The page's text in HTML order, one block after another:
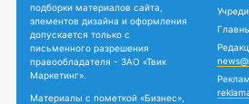
подборки материалов сайта,
элементов дизайна и оформления
допускается только с
письменного разрешения
правообладателя - ЗАО «Твик
Маркетинг».
Материалы с пометкой «Бизнес»,